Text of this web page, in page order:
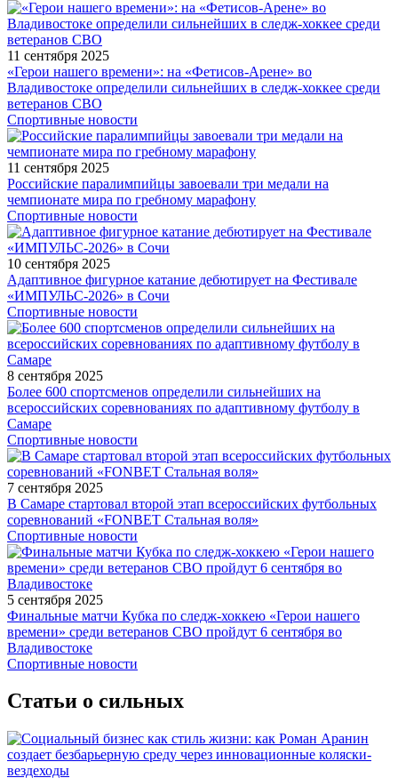
11 сентября 2025
«Герои нашего времени»: на «Фетисов-Арене» во
Владивостоке определили сильнейших в следж-хоккее среди
ветеранов СВО
Спортивные новости
11 сентября 2025
Российские паралимпийцы завоевали три медали на
чемпионате мира по гребному марафону
Спортивные новости
10 сентября 2025
Адаптивное фигурное катание дебютирует на Фестивале
«ИМПУЛЬС-2026» в Сочи
Спортивные новости
8 сентября 2025
Более 600 спортсменов определили сильнейших на
всероссийских соревнованиях по адаптивному футболу в
Самаре
Спортивные новости
7 сентября 2025
В Самаре стартовал второй этап всероссийских футбольных
соревнований «FONBET Стальная воля»
Спортивные новости
5 сентября 2025
Финальные матчи Кубка по следж-хоккею «Герои нашего
времени» среди ветеранов СВО пройдут 6 сентября во
Владивостоке
Спортивные новости
Статьи о сильных